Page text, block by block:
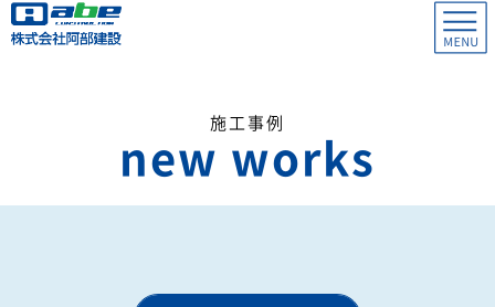
施工事例
new works
上越 025-543-4548